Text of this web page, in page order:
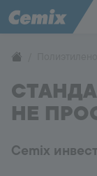
Решения
НЕ
Cemix